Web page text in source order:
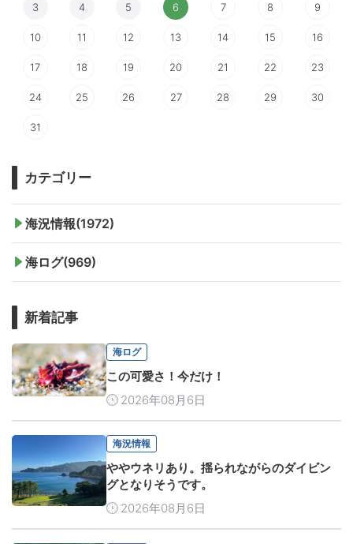
3 4 5 6 7 8 9
10 11 12 13 14 15 16
17 18 19 20 21 22 23
24 25 26 27 28 29 30
31
カテゴリー
海況情報(1972)
海ログ(969)
新着記事
海ログ
この可愛さ！今だけ！
2026年08月6日
海況情報
ややウネリあり。揺られながらのダイビン
グとなりそうです。
2026年08月6日